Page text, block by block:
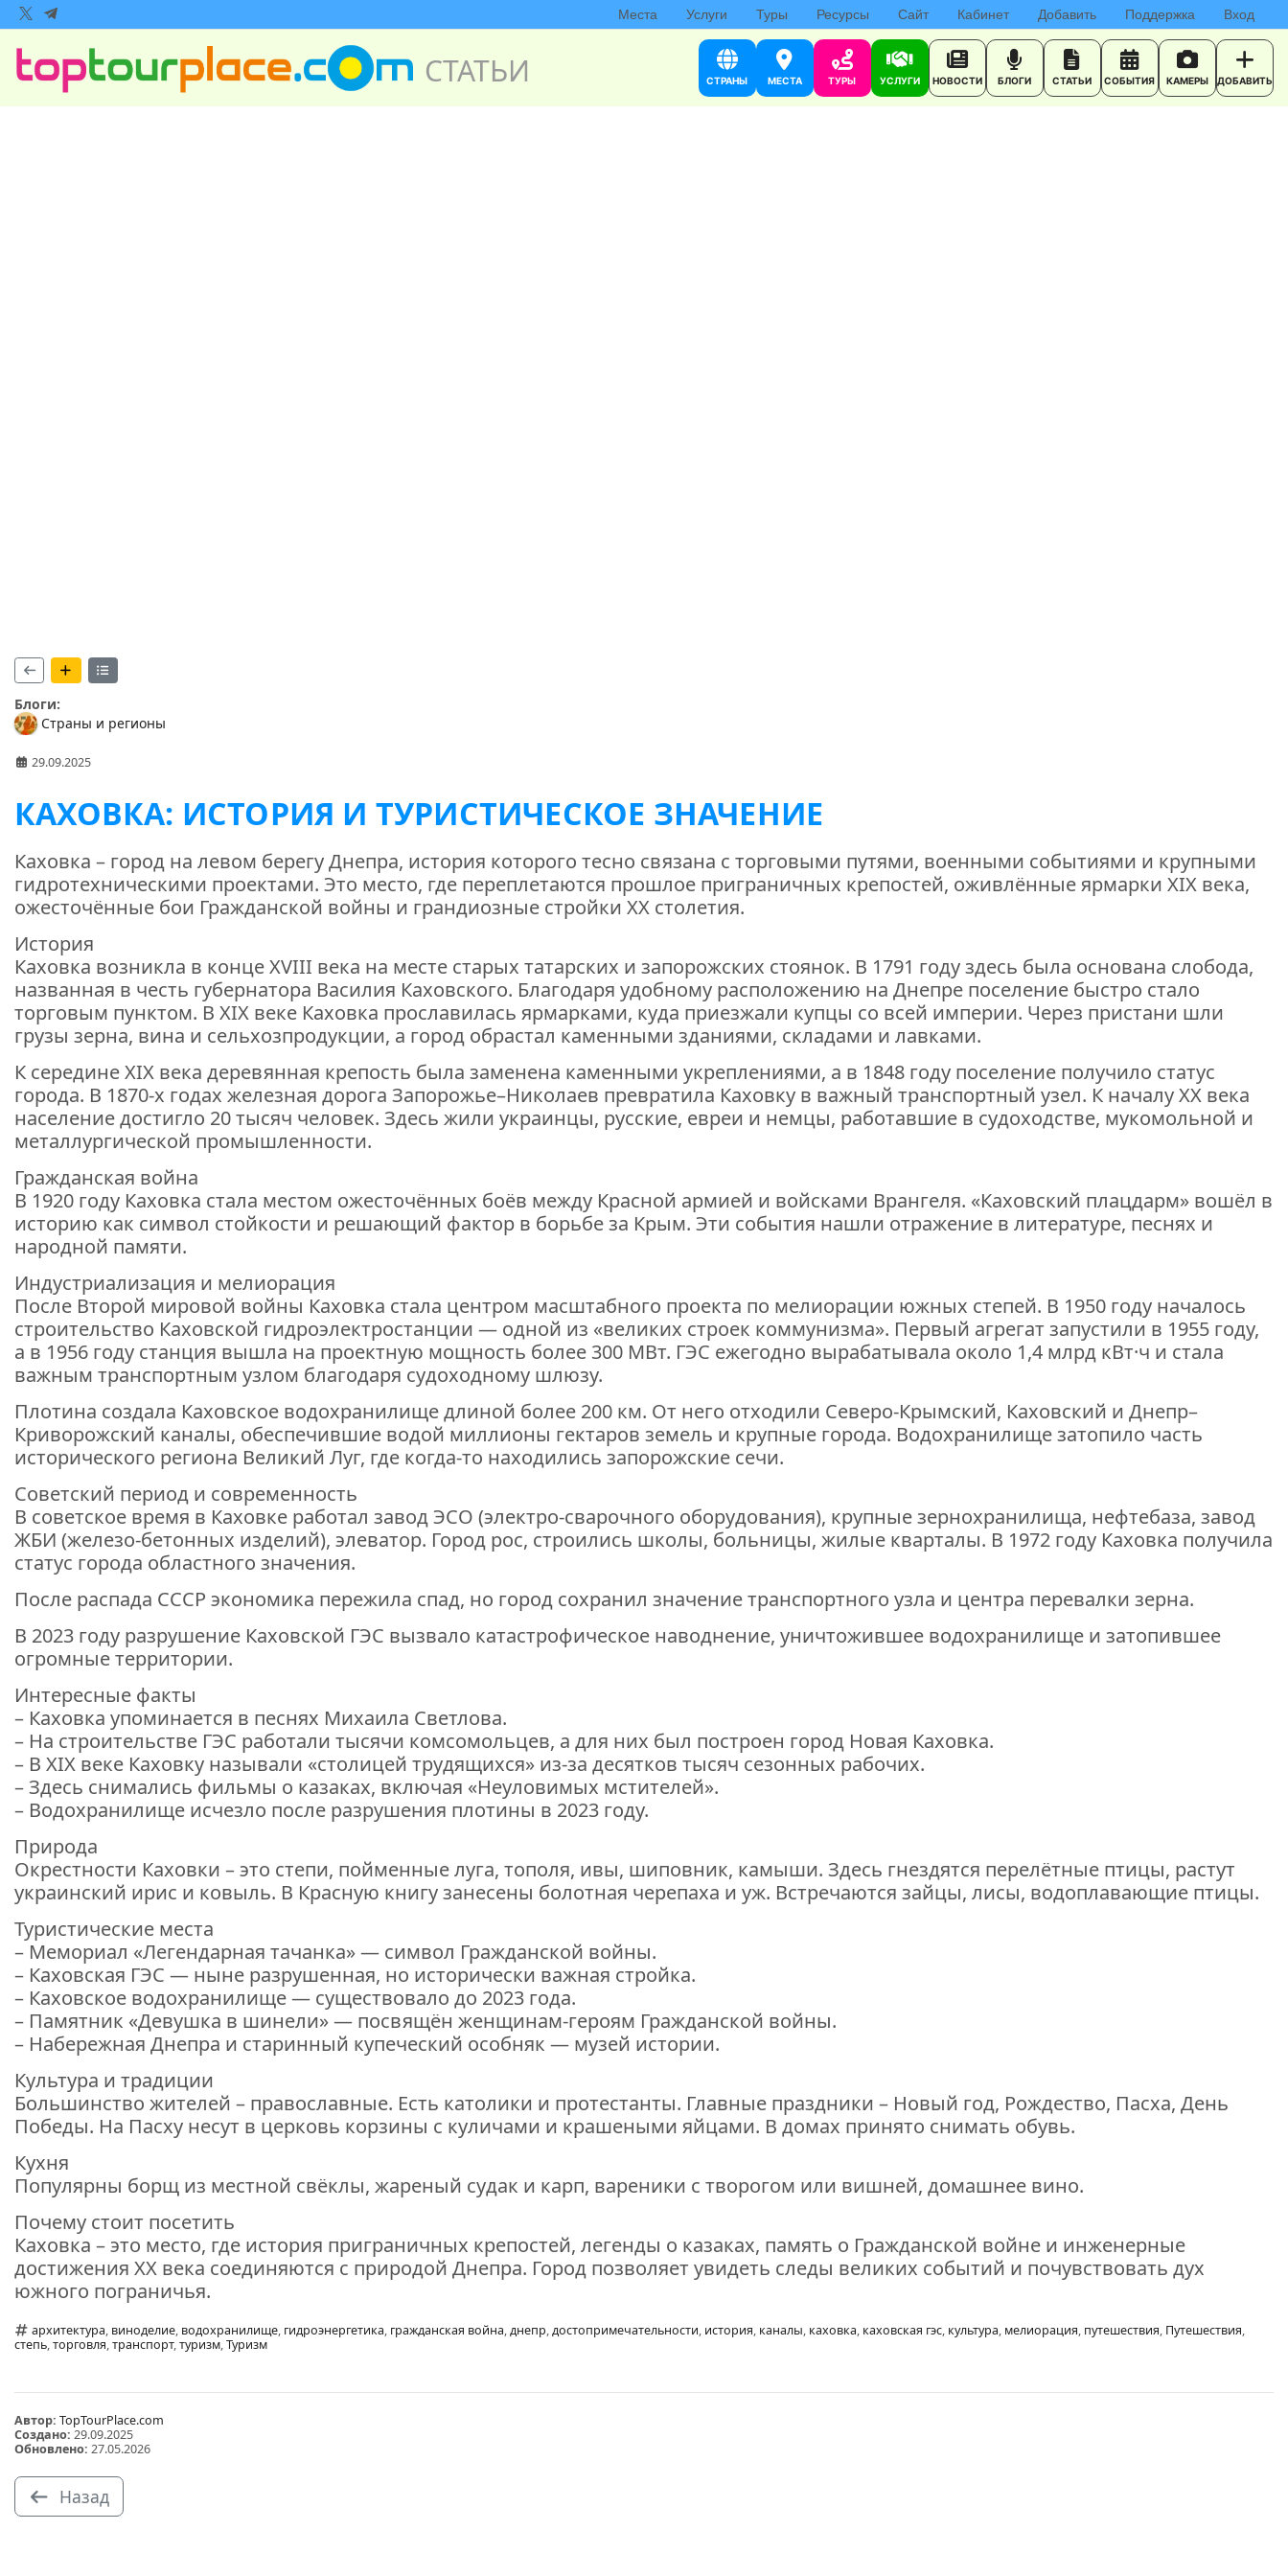
Места Услуги Туры Ресурсы Сайт Кабинет Добавить Поддержка Вход
СТАТЬИ СТРАНЫ МЕСТА ТУРЫ УСЛУГИ НОВОСТИ БЛОГИ СТАТЬИ СОБЫТИЯ КАМЕРЫ ДОБАВИТЬ
Блоги:
Страны и регионы
29.09.2025
КАХОВКА: ИСТОРИЯ И ТУРИСТИЧЕСКОЕ ЗНАЧЕНИЕ
Каховка – город на левом берегу Днепра, история которого тесно связана с торговыми путями, военными событиями и крупными
гидротехническими проектами. Это место, где переплетаются прошлое приграничных крепостей, оживлённые ярмарки XIX века,
ожесточённые бои Гражданской войны и грандиозные стройки XX столетия.
История
Каховка возникла в конце XVIII века на месте старых татарских и запорожских стоянок. В 1791 году здесь была основана слобода,
названная в честь губернатора Василия Каховского. Благодаря удобному расположению на Днепре поселение быстро стало
торговым пунктом. В XIX веке Каховка прославилась ярмарками, куда приезжали купцы со всей империи. Через пристани шли
грузы зерна, вина и сельхозпродукции, а город обрастал каменными зданиями, складами и лавками.
К середине XIX века деревянная крепость была заменена каменными укреплениями, а в 1848 году поселение получило статус
города. В 1870-х годах железная дорога Запорожье–Николаев превратила Каховку в важный транспортный узел. К началу XX века
население достигло 20 тысяч человек. Здесь жили украинцы, русские, евреи и немцы, работавшие в судоходстве, мукомольной и
металлургической промышленности.
Гражданская война
В 1920 году Каховка стала местом ожесточённых боёв между Красной армией и войсками Врангеля. «Каховский плацдарм» вошёл в
историю как символ стойкости и решающий фактор в борьбе за Крым. Эти события нашли отражение в литературе, песнях и
народной памяти.
Индустриализация и мелиорация
После Второй мировой войны Каховка стала центром масштабного проекта по мелиорации южных степей. В 1950 году началось
строительство Каховской гидроэлектростанции — одной из «великих строек коммунизма». Первый агрегат запустили в 1955 году,
а в 1956 году станция вышла на проектную мощность более 300 МВт. ГЭС ежегодно вырабатывала около 1,4 млрд кВт·ч и стала
важным транспортным узлом благодаря судоходному шлюзу.
Плотина создала Каховское водохранилище длиной более 200 км. От него отходили Северо-Крымский, Каховский и Днепр–
Криворожский каналы, обеспечившие водой миллионы гектаров земель и крупные города. Водохранилище затопило часть
исторического региона Великий Луг, где когда-то находились запорожские сечи.
Советский период и современность
В советское время в Каховке работал завод ЭСО (электро-сварочного оборудования), крупные зернохранилища, нефтебаза, завод
ЖБИ (железо-бетонных изделий), элеватор. Город рос, строились школы, больницы, жилые кварталы. В 1972 году Каховка получила
статус города областного значения.
После распада СССР экономика пережила спад, но город сохранил значение транспортного узла и центра перевалки зерна.
В 2023 году разрушение Каховской ГЭС вызвало катастрофическое наводнение, уничтожившее водохранилище и затопившее
огромные территории.
Интересные факты
– Каховка упоминается в песнях Михаила Светлова.
– На строительстве ГЭС работали тысячи комсомольцев, а для них был построен город Новая Каховка.
– В XIX веке Каховку называли «столицей трудящихся» из-за десятков тысяч сезонных рабочих.
– Здесь снимались фильмы о казаках, включая «Неуловимых мстителей».
– Водохранилище исчезло после разрушения плотины в 2023 году.
Природа
Окрестности Каховки – это степи, пойменные луга, тополя, ивы, шиповник, камыши. Здесь гнездятся перелётные птицы, растут
украинский ирис и ковыль. В Красную книгу занесены болотная черепаха и уж. Встречаются зайцы, лисы, водоплавающие птицы.
Туристические места
– Мемориал «Легендарная тачанка» — символ Гражданской войны.
– Каховская ГЭС — ныне разрушенная, но исторически важная стройка.
– Каховское водохранилище — существовало до 2023 года.
– Памятник «Девушка в шинели» — посвящён женщинам-героям Гражданской войны.
– Набережная Днепра и старинный купеческий особняк — музей истории.
Культура и традиции
Большинство жителей – православные. Есть католики и протестанты. Главные праздники – Новый год, Рождество, Пасха, День
Победы. На Пасху несут в церковь корзины с куличами и крашеными яйцами. В домах принято снимать обувь.
Кухня
Популярны борщ из местной свёклы, жареный судак и карп, вареники с творогом или вишней, домашнее вино.
Почему стоит посетить
Каховка – это место, где история приграничных крепостей, легенды о казаках, память о Гражданской войне и инженерные
достижения XX века соединяются с природой Днепра. Город позволяет увидеть следы великих событий и почувствовать дух
южного пограничья.
архитектура, виноделие, водохранилище, гидроэнергетика, гражданская война,днепр,достопримечательности, история, каналы, каховка, каховская гэс, культура, мелиорация, путешествия, Путешествия,
степь,торговля,транспорт,туризм,Туризм
Автор: TopTourPlace.com
Создано: 29.09.2025
Обновлено: 27.05.2026
Назад